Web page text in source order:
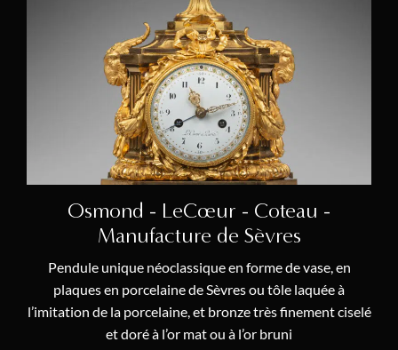
Pendule à Musique (2)
Pendule Cage (2)
Pendule Char (1)
Pendule de Cartonnier (1)
Pendule Lyre (1)
Pendule Mystérieuse (1)
Pendule Squelette (4)
Phases de la Lune (3)
Porcelaine (5)
(4)
Osmond - LeCœur - Coteau -
Manufacture de Sèvres
Pendule unique néoclassique en forme de vase, en
plaques en porcelaine de Sèvres ou tôle laquée à
l’imitation de la porcelaine, et bronze très finement ciselé
et doré à l’or mat ou à l’or bruni